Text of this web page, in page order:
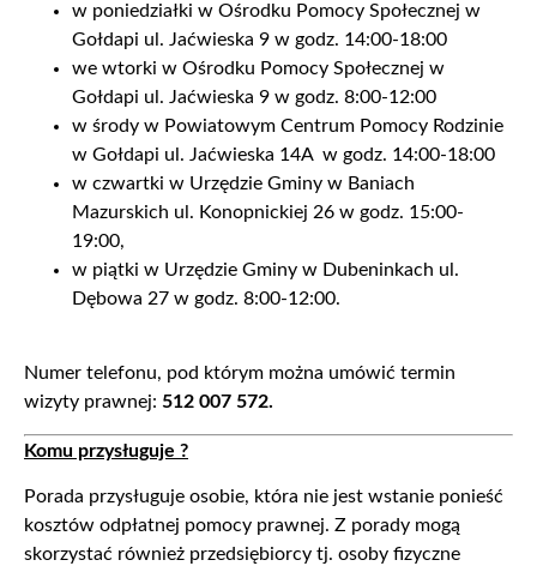
w poniedziałki w Ośrodku Pomocy Społecznej w
Gołdapi ul. Jaćwieska 9 w godz. 14:00-18:00
we wtorki w Ośrodku Pomocy Społecznej w
Gołdapi ul. Jaćwieska 9 w godz. 8:00-12:00
w środy w Powiatowym Centrum Pomocy Rodzinie
w Gołdapi ul. Jaćwieska 14A w godz. 14:00-18:00
w czwartki w Urzędzie Gminy w Baniach
Mazurskich ul. Konopnickiej 26 w godz. 15:00-
19:00,
w piątki w Urzędzie Gminy w Dubeninkach ul.
Dębowa 27 w godz. 8:00-12:00.
Numer telefonu, pod którym można umówić termin
wizyty prawnej: 512 007 572.
Komu przysługuje ?
Porada przysługuje osobie, która nie jest wstanie ponieść
kosztów odpłatnej pomocy prawnej. Z porady mogą
skorzystać również przedsiębiorcy tj. osoby fizyczne